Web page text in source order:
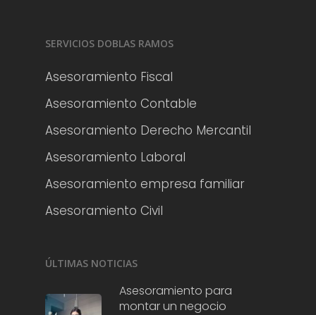
SERVICIOS DOBLAS RAMOS
Asesoramiento Fiscal
Asesoramiento Contable
Asesoramiento Derecho Mercantil
Asesoramiento Laboral
Asesoramiento empresa familiar
Asesoramiento Civil
ÚLTIMAS NOTICIAS
Asesoramiento para
montar un negocio